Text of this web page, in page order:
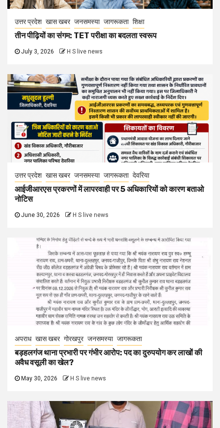
उत्तर प्रदेश खास खबर जनसमस्या जागरूकता शिक्षा
तीन पीढ़ियों का संगम: TET परीक्षा का बदलता स्वरूप
July 3, 2026 H S live news
उत्तर प्रदेश खास खबर जनसमस्या जागरूकता देवरिया
आईजीआरएस प्रकरणों में लापरवाही पर 5 अधिकारियों को कारण बताओ
नोटिस
June 30, 2026 H S live news
अपराध खास खबर गोरखपुर जनसमस्या जागरूकता
बड़हलगंज थाना प्रभारी पर गंभीर आरोप: पद का दुरुपयोग कर लाखों की
अवैध वसूली का खेल?
May 30, 2026 H S live news